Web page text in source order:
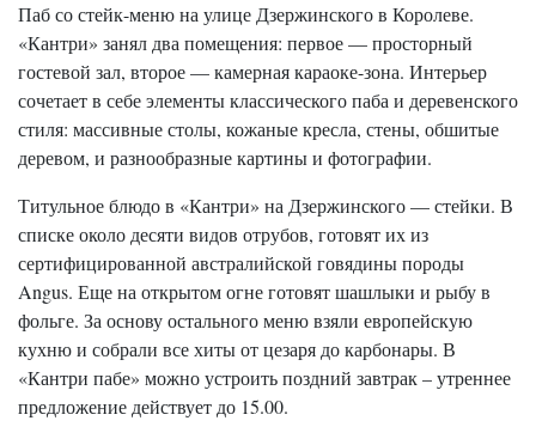
Паб со стейк-меню на улице Дзержинского в Королеве.
«Кантри» занял два помещения: первое — просторный
гостевой зал, второе — камерная караоке-зона. Интерьер
сочетает в себе элементы классического паба и деревенского
стиля: массивные столы, кожаные кресла, стены, обшитые
деревом, и разнообразные картины и фотографии.
Титульное блюдо в «Кантри» на Дзержинского — стейки. В
списке около десяти видов отрубов, готовят их из
сертифицированной австралийской говядины породы
Angus. Еще на открытом огне готовят шашлыки и рыбу в
фольге. За основу остального меню взяли европейскую
кухню и собрали все хиты от цезаря до карбонары. В
«Кантри пабе» можно устроить поздний завтрак – утреннее
предложение действует до 15.00.